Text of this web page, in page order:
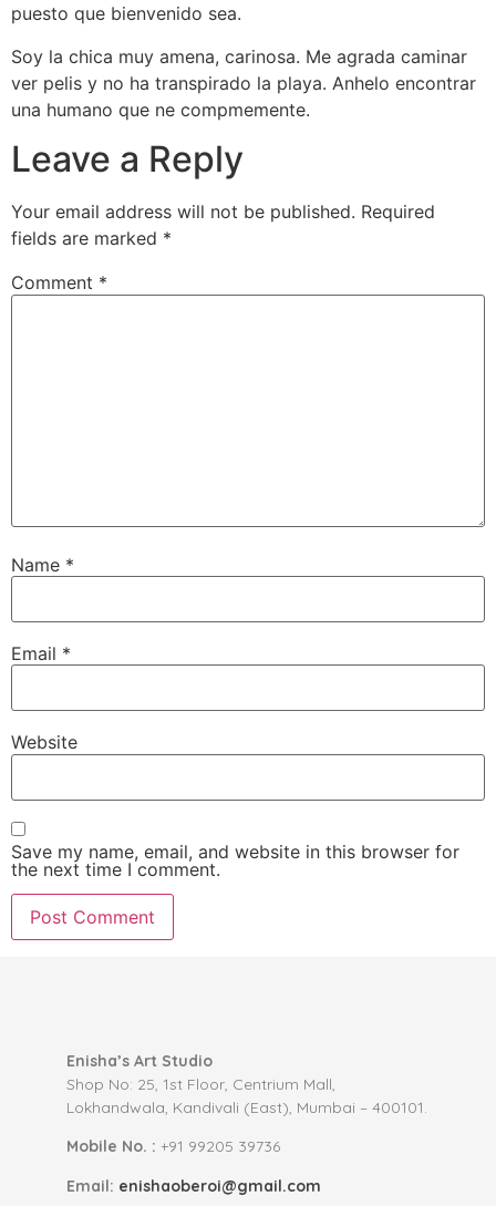
puesto que bienvenido sea.
Soy la chica muy amena, carinosa. Me agrada caminar
ver pelis y no ha transpirado la playa. Anhelo encontrar
una humano que ne compmemente.
Leave a Reply
Your email address will not be published. Required
fields are marked *
Comment *
Name *
Email *
Website
Save my name, email, and website in this browser for
the next time I comment.
Enisha’s Art Studio
Shop No: 25, 1st Floor, Centrium Mall,
Lokhandwala, Kandivali (East), Mumbai – 400101.
Mobile No. : +91 99205 39736
Email: enishaoberoi@gmail.com